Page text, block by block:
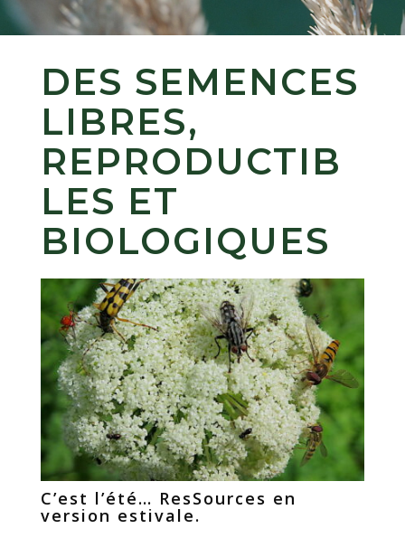
DES SEMENCES
LIBRES,
REPRODUCTIB
LES ET
BIOLOGIQUES
C’est l’été… ResSources en
version estivale.